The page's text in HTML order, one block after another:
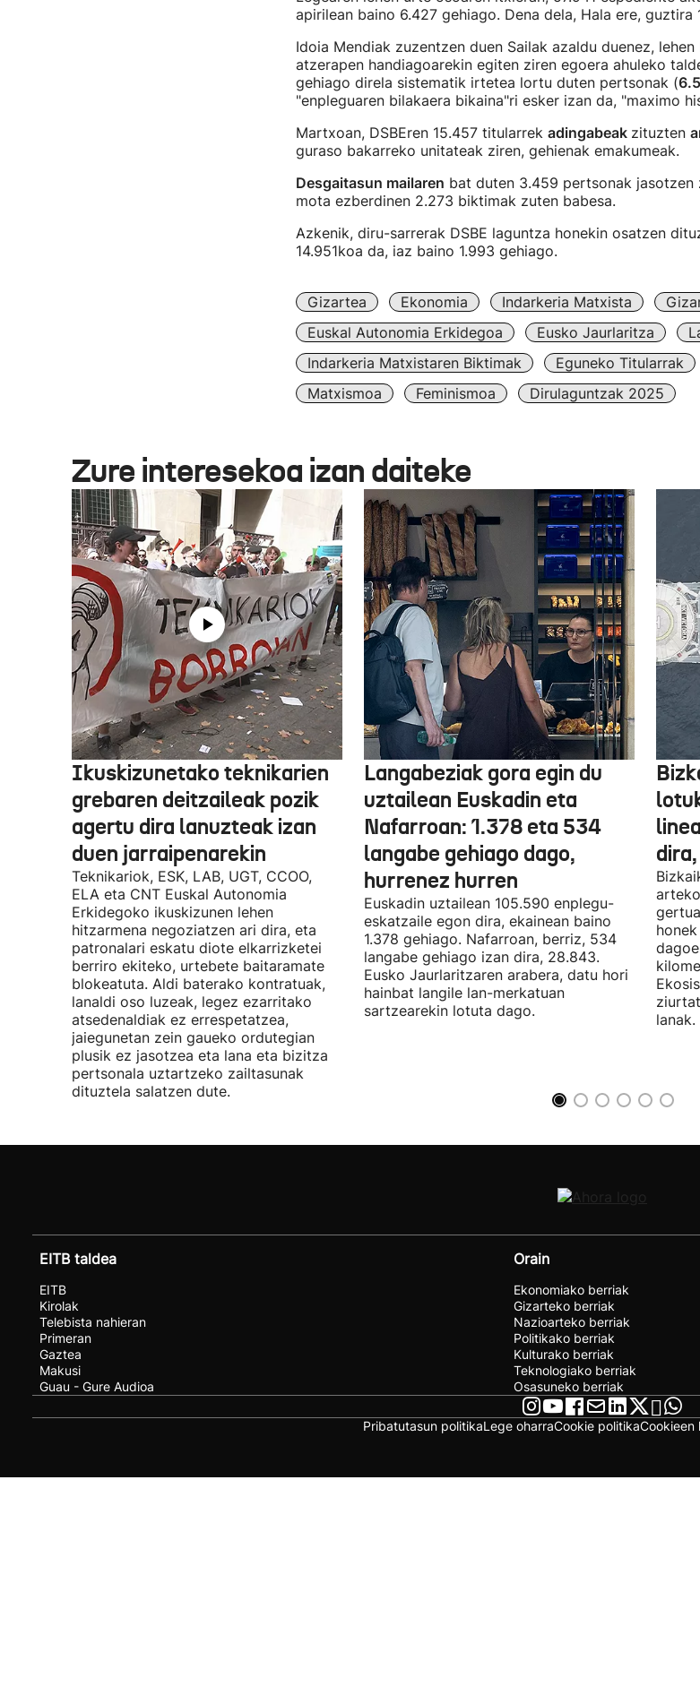
apirilean baino 6.427 gehiago. Dena dela, Hala ere,
Idoia Mendiak zuzentzen duen Sailak azaldu duenez,
atzerapen handiagoarekin egiten ziren egoera ahuleko
gehiago direla sistematik irtetea lortu duten pertsonak (
"enpleguaren bilakaera bikaina"ri esker izan da, "maximo
Martxoan, DSBEren 15.457 titularrek adingabeak zituzten
guraso bakarreko unitateak ziren, gehienak emakumeak.
Desgaitasun mailaren bat duten 3.459 pertsonak jasotzen
mota ezberdinen 2.273 biktimak zuten babesa.
Azkenik, diru-sarrerak DSBE laguntza honekin osatzen
14.951koa da, iaz baino 1.993 gehiago.
Gizartea Ekonomia Indarkeria Matxista
Euskal Autonomia Erkidegoa
Eusko Jaurlaritza
Indarkeria Matxistaren Biktimak
Eguneko Titularrak
Matxismoa
Feminismoa Dirulaguntzak 2025
Zure interesekoa izan daiteke
Ikuskizunetako teknikarien
grebaren deitzaileak pozik
agertu dira lanuzteak izan
duen jarraipenarekin
Teknikariok, ESK, LAB, UGT, CCOO,
ELA eta CNT Euskal Autonomia
Erkidegoko ikuskizunen lehen
hitzarmena negoziatzen ari dira, eta
patronalari eskatu diote elkarrizketei
berriro ekiteko, urtebete baitaramate
blokeatuta. Aldi baterako kontratuak,
lanaldi oso luzeak, legez ezarritako
atsedenaldiak ez errespetatzea,
jaiegunetan zein gaueko ordutegian
plusik ez jasotzea eta lana eta bizitza
pertsonala uztartzeko zailtasunak
dituztela salatzen dute.
Langabeziak gora egin du
uztailean Euskadin eta
Nafarroan: 1.378 eta 534
langabe gehiago dago,
hurrenez hurren
Euskadin uztailean 105.590 enplegu-
eskatzaile egon dira, ekainean baino
1.378 gehiago. Nafarroan, berriz, 534
langabe gehiago izan dira, 28.843.
Eusko Jaurlaritzaren arabera, datu hori
hainbat langile lan-merkatuan
sartzearekin lotuta dago.
lanak.
EITB taldea
EITB
Kirolak
Telebista nahieran
Primeran
Gaztea
Makusi
Guau - Gure Audioa
Orain
Ekonomiako berriak
Gizarteko berriak
Nazioarteko berriak
Politikako berriak
Kulturako berriak
Teknologiako berriak
Osasuneko berriak
Pribatutasun politikaLege oharraCookie politikaCookieen